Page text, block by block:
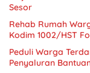
Sesor
Rehab Rumah
Kodim 1002/HST
Peduli Warga
Penyaluran